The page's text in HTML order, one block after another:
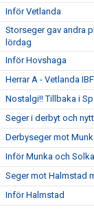
Inför Vetlanda
Storseger gav andra
lördag
Inför Hovshaga
Herrar A - Vetlanda
Nostalgi!! Tillbaka i
Seger i derbyt och
Derbyseger mot
Inför Munka och
Seger mot Halmstad
Inför Halmstad